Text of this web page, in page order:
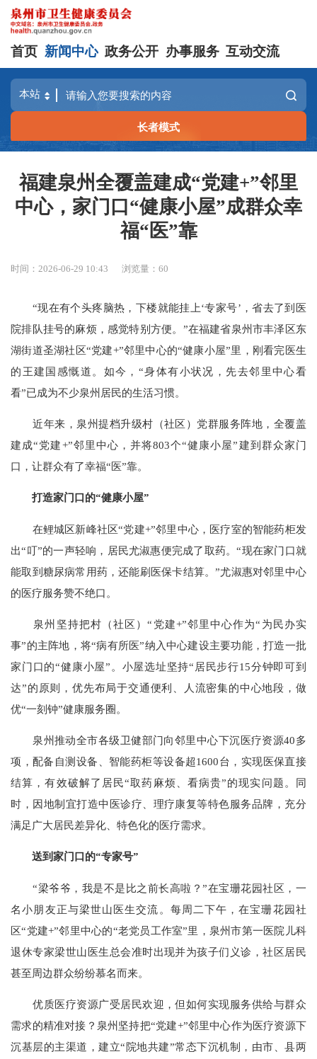
首页 新闻中心 政务公开 办事服务 互动交流
长者模式
福建泉州全覆盖建成“党建+”邻里
中心，家门口“健康小屋”成群众幸
福“医”靠
时间：2026-06-29 10:43 浏览量：60
“现在有个头疼脑热，下楼就能挂上‘专家号’，省去了到医
院排队挂号的麻烦，感觉特别方便。”在福建省泉州市丰泽区东
湖街道圣湖社区“党建+”邻里中心的“健康小屋”里，刚看完医生
的王建国感慨道。如今，“身体有小状况，先去邻里中心看
看”已成为不少泉州居民的生活习惯。
近年来，泉州提档升级村（社区）党群服务阵地，全覆盖
建成“党建+”邻里中心，并将803个“健康小屋”建到群众家门
口，让群众有了幸福“医”靠。
打造家门口的“健康小屋”
在鲤城区新峰社区“党建+”邻里中心，医疗室的智能药柜发
出“叮”的一声轻响，居民尤淑惠便完成了取药。“现在家门口就
能取到糖尿病常用药，还能刷医保卡结算。”尤淑惠对邻里中心
的医疗服务赞不绝口。
泉州坚持把村（社区）“党建+”邻里中心作为“为民办实
事”的主阵地，将“病有所医”纳入中心建设主要功能，打造一批
家门口的“健康小屋”。小屋选址坚持“居民步行15分钟即可到
达”的原则，优先布局于交通便利、人流密集的中心地段，做
优“一刻钟”健康服务圈。
泉州推动全市各级卫健部门向邻里中心下沉医疗资源40多
项，配备自测设备、智能药柜等设备超1600台，实现医保直接
结算，有效破解了居民“取药麻烦、看病贵”的现实问题。同
时，因地制宜打造中医诊疗、理疗康复等特色服务品牌，充分
满足广大居民差异化、特色化的医疗需求。
送到家门口的“专家号”
“梁爷爷，我是不是比之前长高啦？”在宝珊花园社区，一
名小朋友正与梁世山医生交流。每周二下午，在宝珊花园社
区“党建+”邻里中心的“老党员工作室”里，泉州市第一医院儿科
退休专家梁世山医生总会准时出现并为孩子们义诊，社区居民
甚至周边群众纷纷慕名而来。
优质医疗资源广受居民欢迎，但如何实现服务供给与群众
需求的精准对接？泉州坚持把“党建+”邻里中心作为医疗资源下
沉基层的主渠道，建立“院地共建”常态下沉机制，由市、县两